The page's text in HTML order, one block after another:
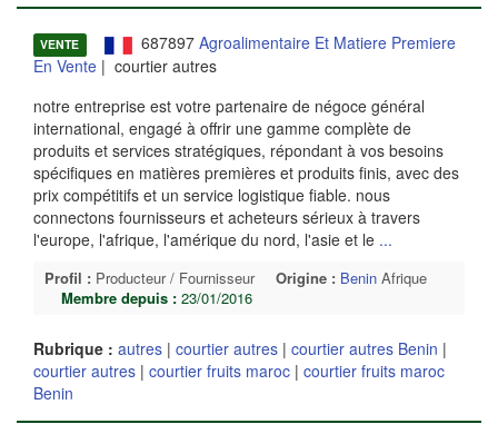
VENTE 687897 Agroalimentaire Et Matiere Premiere
En Vente | courtier autres
notre entreprise est votre partenaire de négoce général
international, engagé à offrir une gamme complète de
produits et services stratégiques, répondant à vos besoins
spécifiques en matières premières et produits finis, avec des
prix compétitifs et un service logistique fiable. nous
connectons fournisseurs et acheteurs sérieux à travers
l'europe, l'afrique, l'amérique du nord, l'asie et le ...
Profil : Producteur / Fournisseur Origine : Benin Afrique
Membre depuis : 23/01/2016
Rubrique : autres | courtier autres | courtier autres Benin |
courtier autres | courtier fruits maroc | courtier fruits maroc
Benin